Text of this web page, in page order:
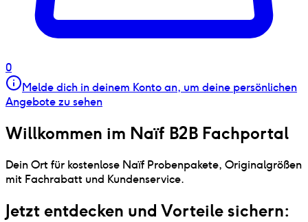
0
Melde dich in deinem Konto an, um deine persönlichen
Angebote zu sehen
Willkommen im Naïf B2B Fachportal
Dein Ort für kostenlose Naïf Probenpakete, Originalgrößen
mit Fachrabatt und Kundenservice.
Jetzt entdecken und Vorteile sichern: